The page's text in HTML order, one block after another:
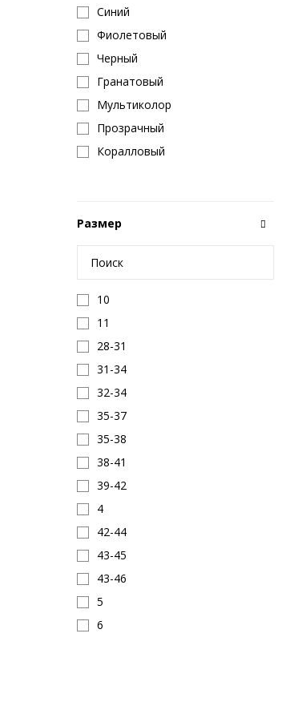
Синий
Фиолетовый
Черный
Гранатовый
Мультиколор
Прозрачный
Коралловый
Размер
10
11
28-31
31-34
32-34
35-37
35-38
38-41
39-42
4
42-44
43-45
43-46
5
6